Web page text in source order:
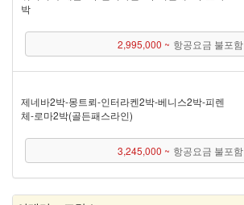
박
2,995,000 ~ 항공요금 불포함
제네바 2박 - 몽트뢰 - 인터라켄 2박 - 베니스 2박 - 피렌
체 - 로마 2박(골든패스 라인)
3,245,000 ~ 항공요금 불포함